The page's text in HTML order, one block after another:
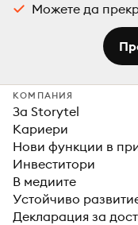
Можете да
КОМПАНИЯ
За Storytel
Кариери
Нови функции в
Инвеститори
В медиите
Устойчиво
Декларация за